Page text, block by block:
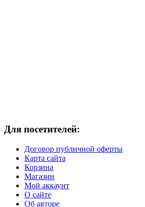
Для посетителей:
Договор публичной оферты
Карта сайта
Корзина
Магазин
Мой аккаунт
О сайте
Об авторе